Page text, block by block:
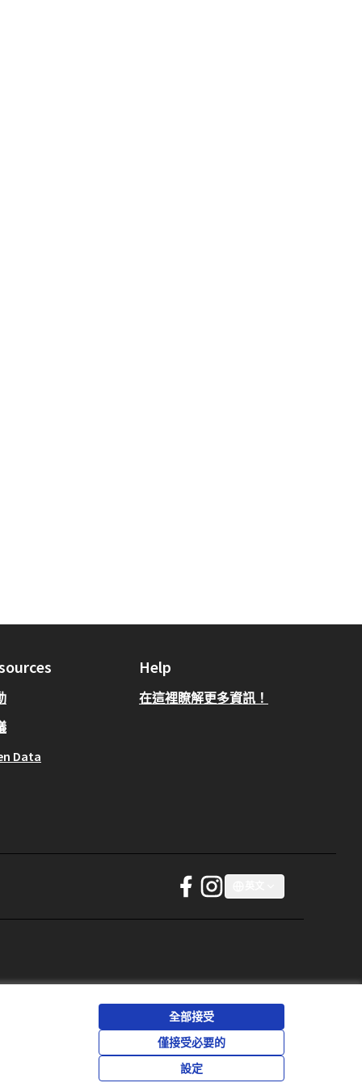
全部接受
僅接受必要的
設定
Data
Help
在這裡瞭解更多資訊！
JT 宣言 - 清潔服裝運動 在 Facebook
JT 宣言 - 清潔服裝運動 在
知識共用授權合約。
(外部鏈接)